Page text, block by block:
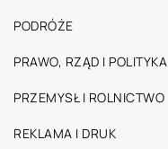
PODRÓŻE
PRAWO, RZĄD I POLITYKA
PRZEMYSŁ I ROLNICTWO
REKLAMA I DRUK